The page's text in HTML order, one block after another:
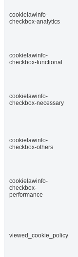
cookielawinfo-
checkbox-analytics
cookielawinfo-
checkbox-functional
cookielawinfo-
checkbox-necessary
cookielawinfo-
checkbox-others
cookielawinfo-
checkbox-
performance
viewed_cookie_policy